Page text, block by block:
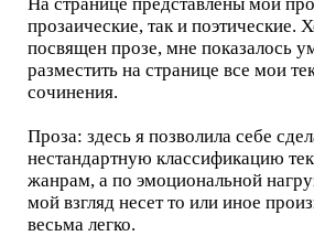
прозаические, так и поэтические.
посвящен прозе, мне показалось
разместить на странице все мои
сочинения.
Проза: здесь я позволила себе
нестандартную классификацию
жанрам, а по эмоциональной
мой взгляд несет то или иное
весьма легко.